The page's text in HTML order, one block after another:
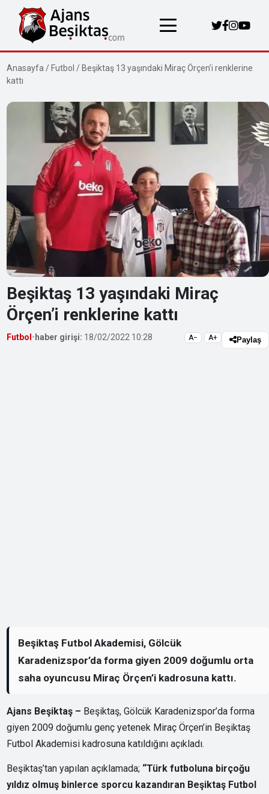
Anasayfa / Futbol / Beşiktaş 13 yaşındaki Miraç Örçen’i renklerine
kattı
Beşiktaş 13 yaşındaki Miraç
Örçen’i renklerine kattı
Futbol • haber girişi: 18/02/2022 10:28 A− A+ Paylaş
Beşiktaş Futbol Akademisi, Gölcük
Karadenizspor’da forma giyen 2009 doğumlu orta
saha oyuncusu Miraç Örçen’i kadrosuna kattı.
Ajans Beşiktaş – Beşiktaş, Gölcük Karadenizspor’da forma
giyen 2009 doğumlu genç yetenek Miraç Örçen’in Beşiktaş
Futbol Akademisi kadrosuna katıldığını açıkladı.
Beşiktaş’tan yapılan açıklamada; “Türk futboluna birçoğu
yıldız olmuş binlerce sporcu kazandıran Beşiktaş Futbol